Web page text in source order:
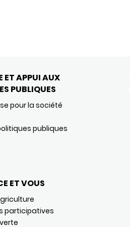
ET APPUI AUX
PUBLIQUES
pour la société
publiques
ET VOUS
participatives